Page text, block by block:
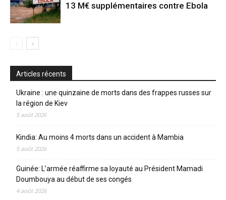
13 M€ supplémentaires contre Ebola
Articles récents
Ukraine : une quinzaine de morts dans des frappes russes sur
la région de Kiev
5 août 2026
Kindia: Au moins 4 morts dans un accident à Mambia
5 août 2026
Guinée: L’armée réaffirme sa loyauté au Président Mamadi
Doumbouya au début de ses congés
4 août 2026